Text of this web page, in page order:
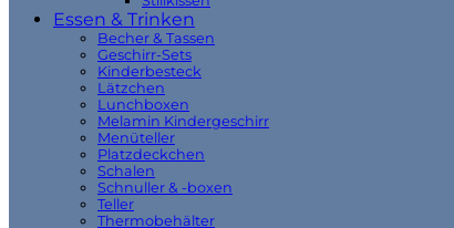
Essen & Trinken
Becher & Tassen
Geschirr-Sets
Kinderbesteck
Lätzchen
Lunchboxen
Melamin Kindergeschirr
Menüteller
Platzdeckchen
Schalen
Schnuller & -boxen
Teller
Thermobehälter